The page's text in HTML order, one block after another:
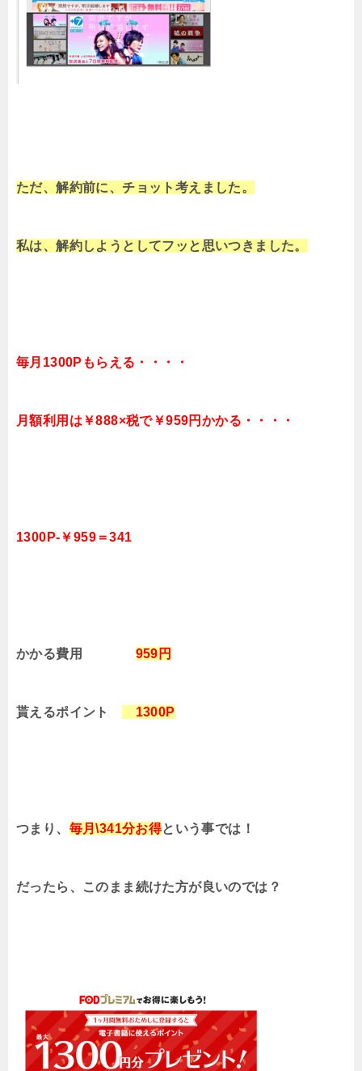
ただ、解約前に、チョット考えました。
私は、解約しようとしてフッと思いつきました。
毎月1300Pもらえる・・・・
月額利用は￥888×税で￥959円かかる・・・・
1300P-￥959＝341
かかる費用 959円
貰えるポイント 1300P
つまり、 毎月\341分お得という事では！
だったら、このまま続けた方が良いのでは？